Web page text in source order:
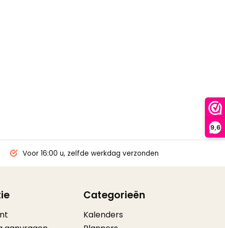
9,6
Voor 16:00 u, zelfde werkdag verzonden
Categorieën
Kalenders